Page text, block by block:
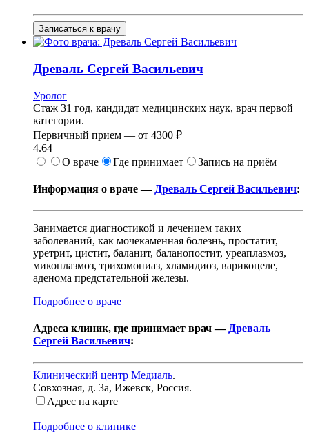
Записаться к врачу
Древаль Сергей Васильевич
Уролог
Стаж 31 год, кандидат медицинских наук, врач первой
категории.
Первичный прием — от 4300 ₽
4.64
О враче
Где принимает Запись на приём
Информация о враче — Древаль Сергей Васильевич:
Занимается диагностикой и лечением таких
заболеваний, как мочекаменная болезнь, простатит,
уретрит, цистит, баланит, баланопостит, уреаплазмоз,
микоплазмоз, трихомониаз, хламидиоз, варикоцеле,
аденома предстательной железы.
Подробнее о враче
Адреса клиник, где принимает врач — Древаль
Сергей Васильевич:
Клинический центр Медиаль.
Совхозная, д. 3а, Ижевск, Россия.
Адрес на карте
Подробнее о клинике